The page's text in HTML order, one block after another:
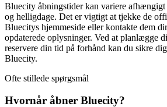
Bluecity åbningstider kan variere afhængigt
og helligdage. Det er vigtigt at tjekke de
Bluecitys hjemmeside eller kontakte dem
opdaterede oplysninger. Ved at planlægge
reservere din tid på forhånd kan du sikre
Bluecity.
Ofte stillede spørgsmål
Hvornår åbner Bluecity?